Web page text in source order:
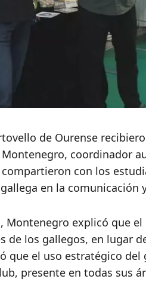
de Ourense
coordinador
con los
en la comunicación
Montenegro explicó que
de los gallegos, en lugar
que el uso estratégico
presente en todas sus